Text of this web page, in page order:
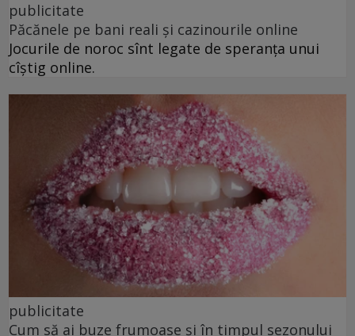
publicitate
Păcănele pe bani reali și cazinourile online
Jocurile de noroc sînt legate de speranța unui
cîștig online.
publicitate
Cum să ai buze frumoase şi în timpul sezonului